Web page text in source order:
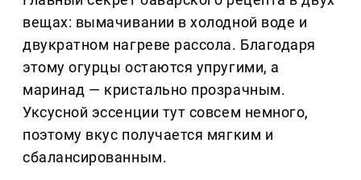
вещах: вымачивании в холодной воде и
двукратном нагреве рассола. Благодаря
этому огурцы остаются упругими, а
маринад — кристально прозрачным.
Уксусной эссенции тут совсем немного,
поэтому вкус получается мягким и
сбалансированным.